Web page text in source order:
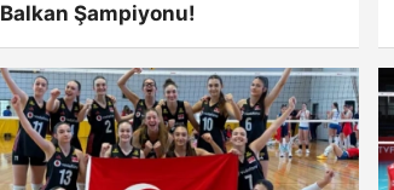
Balkan Şampiyonu!